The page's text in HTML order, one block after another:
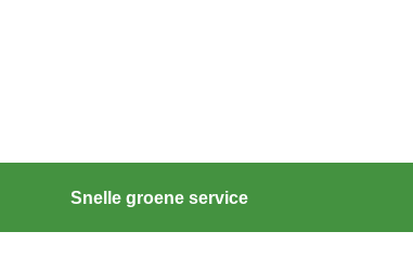
Snelle groene service